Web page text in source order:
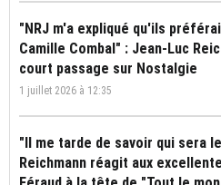
"NRJ m'a expliqué qu'ils
Camille Combal" : Jean-Luc
court passage sur Nostalgie
1 juillet 2026 à 12:35
"Il me tarde de savoir qui sera
Reichmann réagit aux